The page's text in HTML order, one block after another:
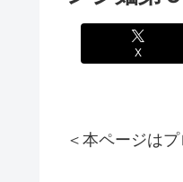
X
＜本ページは